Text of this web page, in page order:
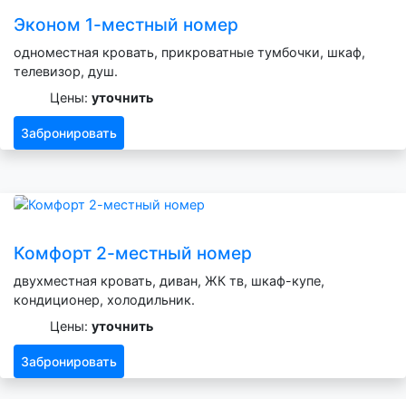
Эконом 1-местный номер
одноместная кровать, прикроватные тумбочки, шкаф,
телевизор, душ.
Цены: уточнить
Забронировать
Комфорт 2-местный номер
двухместная кровать, диван, ЖК тв, шкаф-купе,
кондиционер, холодильник.
Цены: уточнить
Забронировать